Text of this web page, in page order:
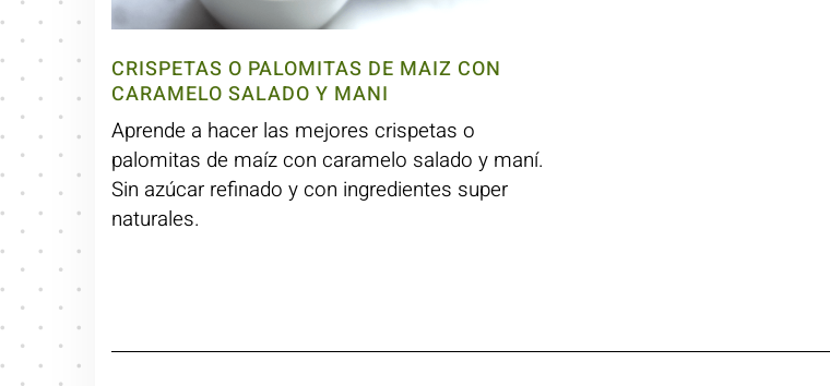
CRISPETAS O PALOMITAS DE MAIZ CON
CARAMELO SALADO Y MANI
Aprende a hacer las mejores crispetas o
palomitas de maíz con caramelo salado y maní.
Sin azúcar refinado y con ingredientes super
naturales.